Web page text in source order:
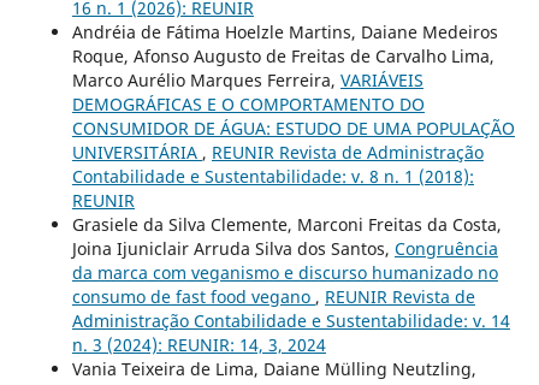
16 n. 1 (2026): REUNIR
Andréia de Fátima Hoelzle Martins, Daiane Medeiros
Roque, Afonso Augusto de Freitas de Carvalho Lima,
Marco Aurélio Marques Ferreira, VARIÁVEIS
DEMOGRÁFICAS E O COMPORTAMENTO DO
CONSUMIDOR DE ÁGUA: ESTUDO DE UMA POPULAÇÃO
UNIVERSITÁRIA , REUNIR Revista de Administração
Contabilidade e Sustentabilidade: v. 8 n. 1 (2018):
REUNIR
Grasiele da Silva Clemente, Marconi Freitas da Costa,
Joina Ijuniclair Arruda Silva dos Santos, Congruência
da marca com veganismo e discurso humanizado no
consumo de fast food vegano , REUNIR Revista de
Administração Contabilidade e Sustentabilidade: v. 14
n. 3 (2024): REUNIR: 14, 3, 2024
Vania Teixeira de Lima, Daiane Mülling Neutzling,